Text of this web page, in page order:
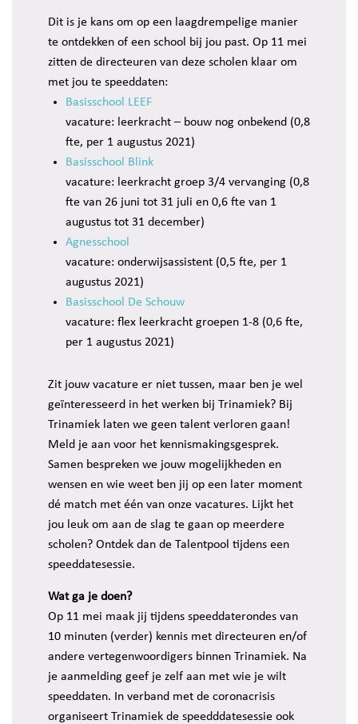
Dit is je kans om op een laagdrempelige manier
te ontdekken of een school bij jou past. Op 11 mei
zitten de directeuren van deze scholen klaar om
met jou te speeddaten:
Basisschool LEEF
vacature: leerkracht – bouw nog onbekend (0,8
fte, per 1 augustus 2021)
Basisschool Blink
vacature: leerkracht groep 3/4 vervanging (0,8
fte van 26 juni tot 31 juli en 0,6 fte van 1
augustus tot 31 december)
Agnesschool
vacature: onderwijsassistent (0,5 fte, per 1
augustus 2021)
Basisschool De Schouw
vacature: flex leerkracht groepen 1-8 (0,6 fte,
per 1 augustus 2021)
Zit jouw vacature er niet tussen, maar ben je wel
geïnteresseerd in het werken bij Trinamiek? Bij
Trinamiek laten we geen talent verloren gaan!
Meld je aan voor het kennismakingsgesprek.
Samen bespreken we jouw mogelijkheden en
wensen en wie weet ben jij op een later moment
dé match met één van onze vacatures. Lijkt het
jou leuk om aan de slag te gaan op meerdere
scholen? Ontdek dan de Talentpool tijdens een
speeddatesessie.
Wat ga je doen?
Op 11 mei maak jij tijdens speeddaterondes van
10 minuten (verder) kennis met directeuren en/of
andere vertegenwoordigers binnen Trinamiek. Na
je aanmelding geef je zelf aan met wie je wilt
speeddaten. In verband met de coronacrisis
organiseert Trinamiek de speedddatesessie ook